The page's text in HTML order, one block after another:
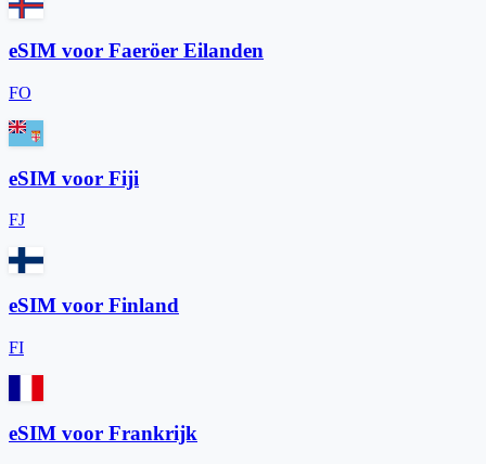
eSIM voor Faeröer Eilanden
FO
eSIM voor Fiji
FJ
eSIM voor Finland
FI
eSIM voor Frankrijk